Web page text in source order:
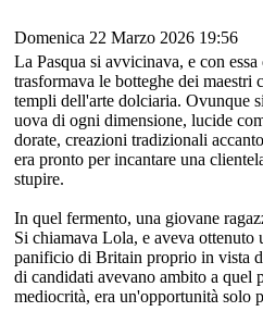
Domenica 22 Marzo 2026 19:56
La Pasqua si avvicinava, e con
trasformava le botteghe dei
templi dell'arte dolciaria. Ovunque
uova di ogni dimensione, lucide
dorate, creazioni tradizionali
era pronto per incantare una
stupire.
In quel fermento, una giovane
Si chiamava Lola, e aveva ottenuto
panificio di Britain proprio in vista
di candidati avevano ambito a quel
mediocrità, era un'opportunità solo